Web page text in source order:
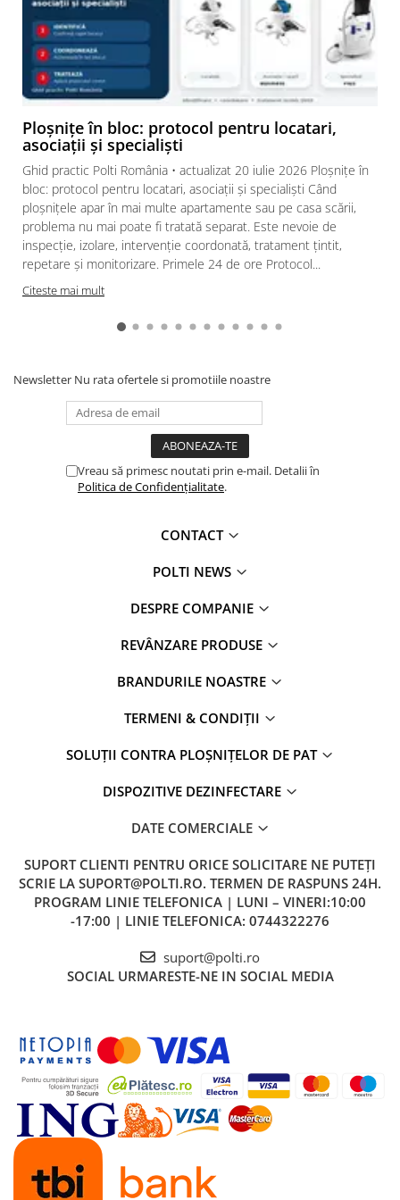
PRACTICITATE OFERITA DE LAVETA
Practicitatea periei Vaporflexi este oferită de aplicarea lavetei:
PE TOATE TIPURILE DE PARDOSELI
Peria specială Vaporflexi cu lavetă din microfibră, este concepută
pentru a acționa eficient pe toate tipurile de pardoseli.
Când murdăria este încrustată și pare că nu mai vrea să dispară,
ACCESORII INCLUSE:
Perie pentru curățarea podelelor, covoarelor și a tuturor
Ploșnițe în bloc: protocol pentru locatari,
asociații și specialiști
Ghid practic Polti România • actualizat 20 iulie 2026 Ploșnițe în
bloc: protocol pentru locatari, asociații și specialiști Când
ploșnițele apar în mai multe apartamente sau pe casa scării,
problema nu mai poate fi tratată separat. Este nevoie de
inspecție, izolare, intervenție coordonată, tratament țintit,
repetare și monitorizare. Primele 24 de ore Protocol...
Citeste mai mult
Newsletter Nu rata ofertele si promotiile noastre
Vreau să primesc noutati prin e-mail. Detalii în
Politica de Confidențialitate.
CONTACT
POLTI NEWS
DESPRE COMPANIE
REVÂNZARE PRODUSE
BRANDURILE NOASTRE
TERMENI & CONDIȚII
SOLUȚII CONTRA PLOȘNIȚELOR DE PAT
DISPOZITIVE DEZINFECTARE
DATE COMERCIALE
SUPORT CLIENTI PENTRU ORICE SOLICITARE NE PUTEȚI
SCRIE LA SUPORT@POLTI.RO. TERMEN DE RASPUNS 24H.
PROGRAM LINIE TELEFONICA | LUNI – VINERI:10:00
-17:00 | LINIE TELEFONICA: 0744322276
suport@polti.ro
SOCIAL URMARESTE-NE IN SOCIAL MEDIA